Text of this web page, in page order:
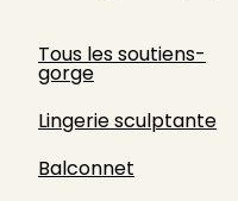
Tous les soutiens-
gorge
Lingerie sculptante
Balconnet